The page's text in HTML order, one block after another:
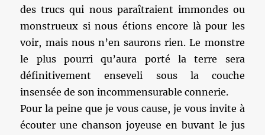
des trucs qui nous paraîtraient immondes ou
monstrueux si nous étions encore là pour les
voir, mais nous n’en saurons rien. Le monstre
le plus pourri qu’aura porté la terre sera
définitivement enseveli sous la couche
insensée de son incommensurable connerie.
Pour la peine que je vous cause, je vous invite à
écouter une chanson joyeuse en buvant le jus